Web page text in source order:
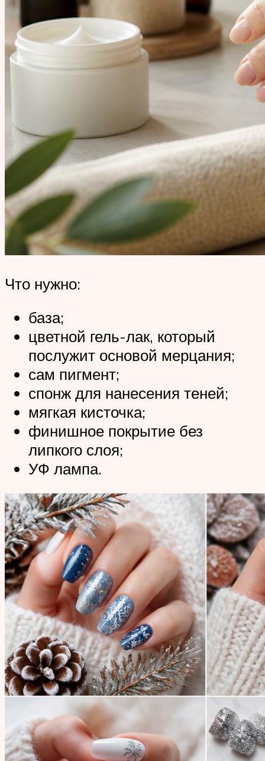
Что нужно:
база;
цветной гель-лак, который
послужит основой мерцания;
сам пигмент;
спонж для нанесения теней;
мягкая кисточка;
финишное покрытие без
липкого слоя;
УФ лампа.